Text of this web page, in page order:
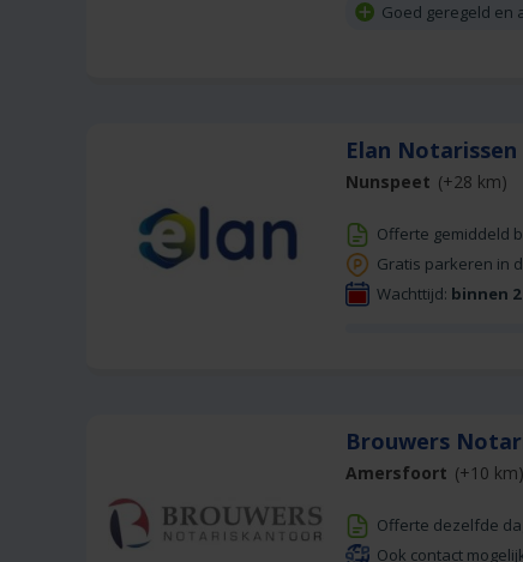
Goed geregeld en
Elan Notarissen
Nunspeet (+28 km)
Offerte gemiddeld
Gratis parkeren in
Wachttijd: binnen
Brouwers
Amersfoort (+10 km)
Offerte dezelfde
Ook contact